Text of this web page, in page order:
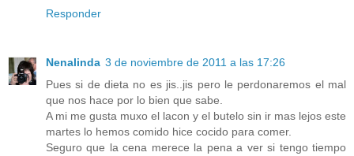
Responder
Nenalinda 3 de noviembre de 2011 a las 17:26
Pues si de dieta no es jis..jis pero le perdonaremos el mal
que nos hace por lo bien que sabe.
A mi me gusta muxo el lacon y el butelo sin ir mas lejos este
martes lo hemos comido hice cocido para comer.
Seguro que la cena merece la pena a ver si tengo tiempo